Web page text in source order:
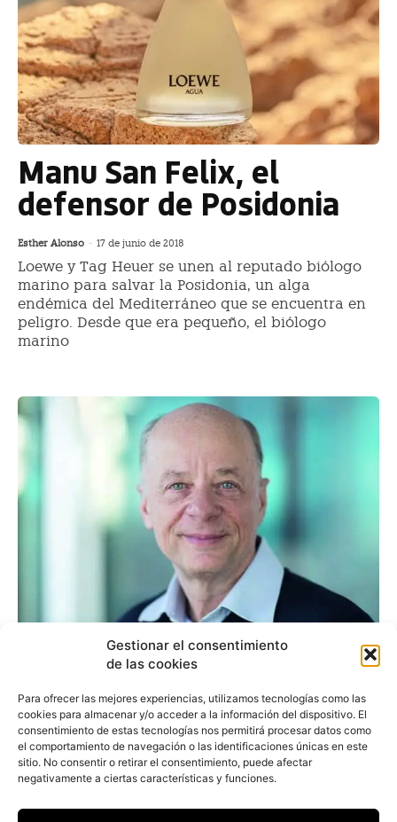
Gestionar el consentimiento
de las cookies
Para ofrecer las mejores experiencias, utilizamos tecnologías como las
cookies para almacenar y/o acceder a la información del dispositivo. El
consentimiento de estas tecnologías nos permitirá procesar datos como
el comportamiento de navegación o las identificaciones únicas en este
sitio. No consentir o retirar el consentimiento, puede afectar
negativamente a ciertas características y funciones.
Manu San Felix, el
defensor de Posidonia
Esther Alonso - 17 de junio de 2018
Loewe y Tag Heuer se unen al reputado biólogo
marino para salvar la Posidonia, un alga
endémica del Mediterráneo que se encuentra en
peligro. Desde que era pequeño, el biólogo
marino
National Geographic
capta los rincones más
maravillosos del mundo
Redacción - 17 de noviembre de 2017